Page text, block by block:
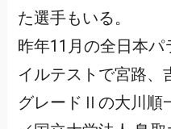
た選手もいる。
昨年11月の全日本パ
イルテストで宮路、
グレードⅡの大川順